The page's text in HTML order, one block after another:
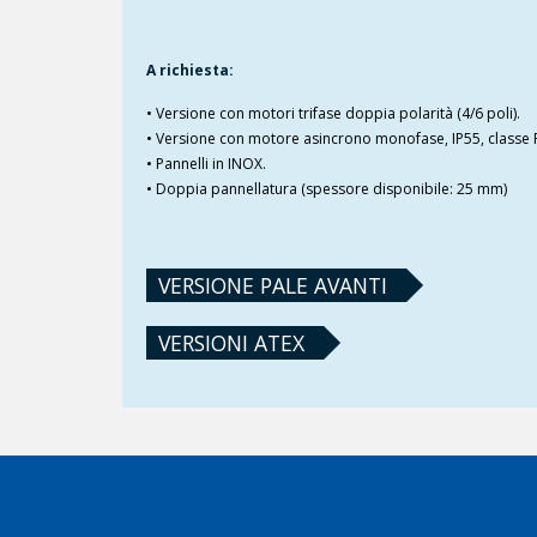
A richiesta:
• Versione con motori trifase doppia polarità (4/6 poli).
• Versione con motore asincrono monofase, IP55, classe
• Pannelli in INOX.
• Doppia pannellatura (spessore disponibile: 25 mm)
VERSIONE PALE AVANTI
VERSIONI ATEX